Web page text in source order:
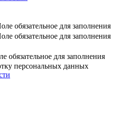
обязательное для заполнения
обязательное для заполнения
обязательное для заполнения
персональных данных